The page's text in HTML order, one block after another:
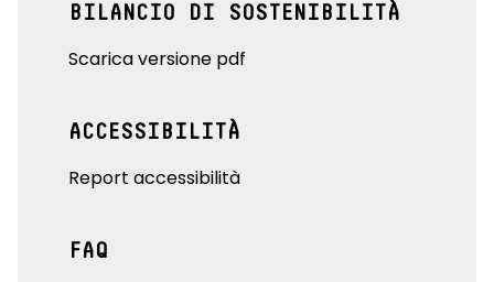
BILANCIO DI SOSTENIBILITÀ
Scarica versione pdf
ACCESSIBILITÀ
Report accessibilità
FAQ